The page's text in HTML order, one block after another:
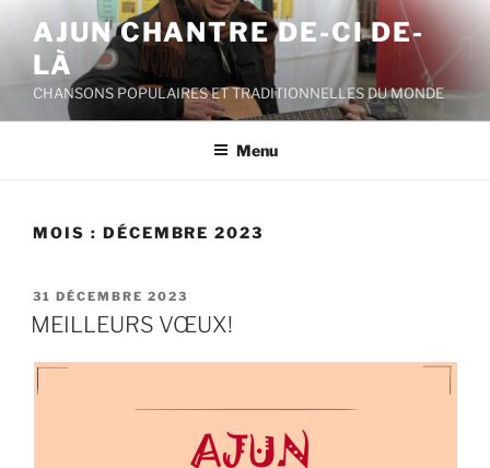
contenu
principal
AJUN CHANTRE DE-CI DE-
LÀ
CHANSONS POPULAIRES ET TRADITIONNELLES DU MONDE
Menu
MOIS : DÉCEMBRE 2023
PUBLIÉ
LE
31 DÉCEMBRE 2023
MEILLEURS VŒUX!